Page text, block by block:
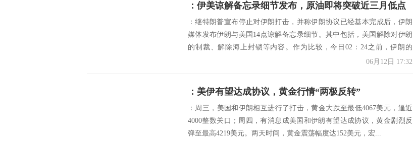
：伊美谅解备忘录细节发布，原油即将突破近三月低点
：继特朗普宣布停止对伊朗打击，并称伊朗协议已经基本完成后，伊朗
媒体发布伊朗与美国14点谅解备忘录细节。其中包括，美国解除对伊朗
的制裁、解除海上封锁等内容。作为比较，今日02：24之前，伊朗的
06月12日 17:32
：美伊有望达成协议，黄金行情“两极反转”
：周三，美国和伊朗相互进行了打击，黄金大跌至最低4067美元，逼近
4000整数关口；周四，有消息成美国和伊朗有望达成协议，黄金剧烈反
弹至最高4219美元。两天时间，黄金震荡幅度达152美元，宏...